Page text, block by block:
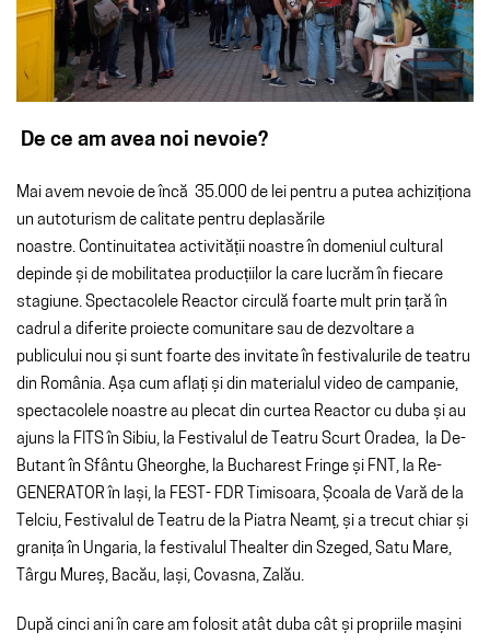
De ce am avea noi nevoie?
Mai avem nevoie de încă 35.000 de lei pentru a putea achiziționa
un autoturism de calitate pentru deplasările
noastre. Continuitatea activității noastre în domeniul cultural
depinde și de mobilitatea producțiilor la care lucrăm în fiecare
stagiune. Spectacolele Reactor circulă foarte mult prin țară în
cadrul a diferite proiecte comunitare sau de dezvoltare a
publicului nou și sunt foarte des invitate în festivalurile de teatru
din România. Așa cum aflați și din materialul video de campanie,
spectacolele noastre au plecat din curtea Reactor cu duba și au
ajuns la FITS în Sibiu, la Festivalul de Teatru Scurt Oradea, la De-
Butant în Sfântu Gheorghe, la Bucharest Fringe și FNT, la Re-
GENERATOR în Iași, la FEST- FDR Timisoara, Școala de Vară de la
Telciu, Festivalul de Teatru de la Piatra Neamț, și a trecut chiar și
granița în Ungaria, la festivalul Thealter din Szeged, Satu Mare,
Târgu Mureș, Bacău, Iași, Covasna, Zalău.
După cinci ani în care am folosit atât duba cât și propriile mașini